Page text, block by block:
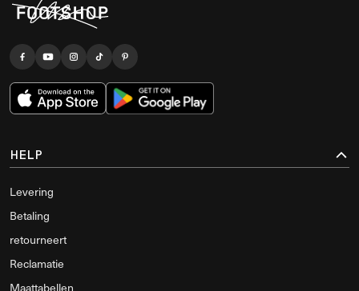
HELP
Levering
Betaling
retourneert
Reclamatie
Maattabellen